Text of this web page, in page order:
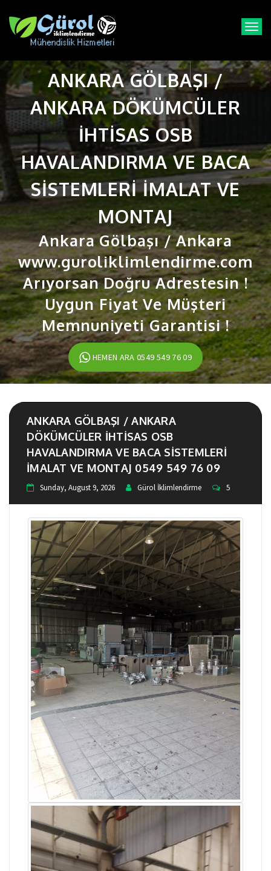
T
g
l
e
g
a
t
i
ANKARA GÖLBAŞI /
ANKARA DÖKÜMCÜLER
IHTISAS OSB
HAVALANDIRMA VE BACA
SISTEMLERI IMALAT VE
MONTAJ
Ankara Gölbaşı / Ankara
www.guroliklimlendirme.com
Arıyorsan Doğru Adrestesin !
Uygun Fiyat Ve Müşteri
Memnuniyeti Garantisi !
HEMEN ARA 0549 549 76 09
ANKARA GÖLBAŞI / ANKARA
DÖKÜMCÜLER IHTISAS OSB
HAVALANDIRMA VE BACA SISTEMLERI
IMALAT VE MONTAJ 0549 549 76 09
Sunday, August 9, 2026 Gürol İklimlendirme 5